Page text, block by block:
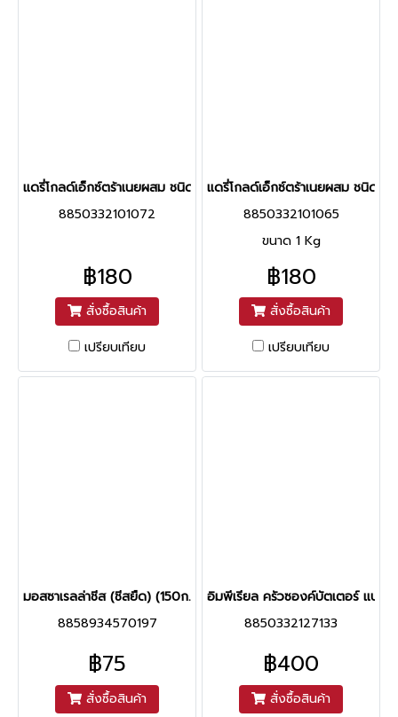
แดรี่โกลด์เอ็กซ์ตร้าเนยผสม ชนิดจืด
8850332101072
฿180
สั่งซื้อสินค้า
เปรียบเทียบ
แดรี่โกลด์เอ็กซ์ตร้าเนยผสม ชนิดเค็ม
8850332101065
ขนาด 1 Kg
฿180
สั่งซื้อสินค้า
เปรียบเทียบ
มอสซาเรลล่าชีส (ชีสยืด) (150ก.)
8858934570197
฿75
สั่งซื้อสินค้า
อิมพีเรียล ครัวซองค์บัตเตอร์ แบบแ
8850332127133
฿400
สั่งซื้อสินค้า